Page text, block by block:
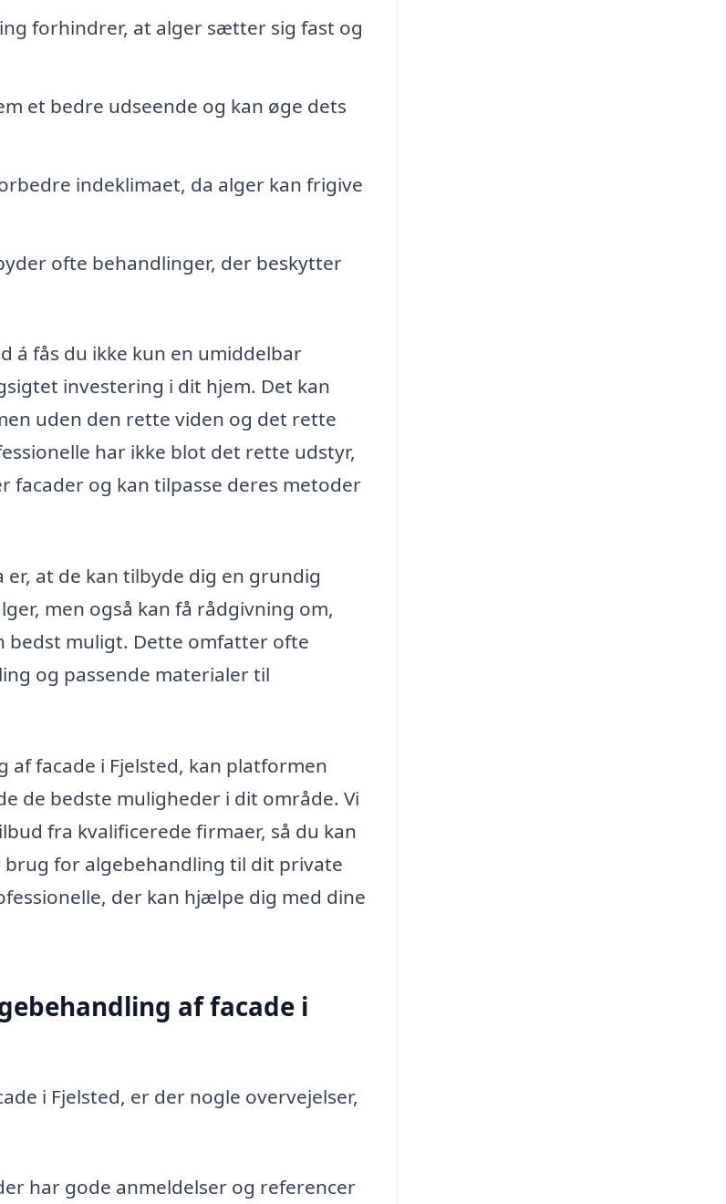
forhindrer, at alger sætter sig fast og
et bedre udseende og kan øge dets
indeklimaet, da alger kan frigive
ofte behandlinger, der beskytter
á fås du ikke kun en umiddelbar
investering i dit hjem. Det kan
uden den rette viden og det rette
har ikke blot det rette udstyr,
facader og kan tilpasse deres metoder
at de kan tilbyde dig en grundig
men også kan få rådgivning om,
bedst muligt. Dette omfatter ofte
og passende materialer til
facade i Fjelsted, kan platformen
de bedste muligheder i dit område. Vi
fra kvalificerede firmaer, så du kan
for algebehandling til dit private
der kan hjælpe dig med dine
af facade i
i Fjelsted, er der nogle overvejelser,
har gode anmeldelser og referencer